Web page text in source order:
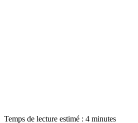
Temps de lecture estimé : 4 minutes